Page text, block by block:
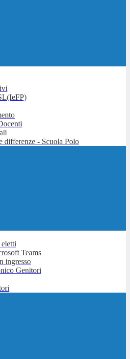
differenze - Scuola Polo
Teams
ingresso
Genitori